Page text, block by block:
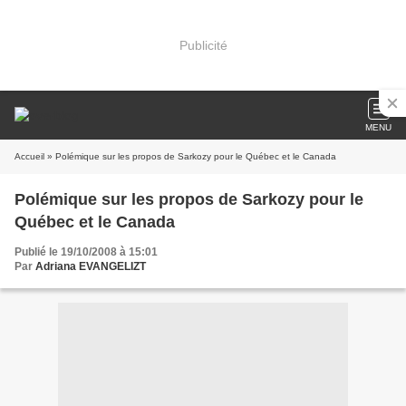
Publicité
MENU
Accueil » Polémique sur les propos de Sarkozy pour le Québec et le Canada
Polémique sur les propos de Sarkozy pour le
Québec et le Canada
Publié le 19/10/2008 à 15:01
Par Adriana EVANGELIZT